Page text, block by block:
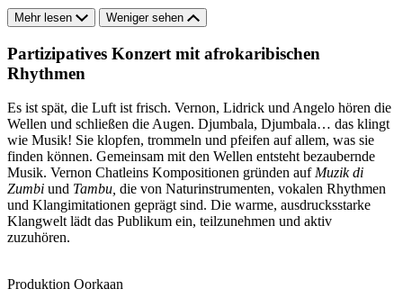
Mehr lesen Weniger sehen
Partizipatives Konzert mit afrokaribischen
Rhythmen
Es ist spät, die Luft ist frisch. Vernon, Lidrick und Angelo hören die
Wellen und schließen die Augen. Djumbala, Djumbala… das klingt
wie Musik! Sie klopfen, trommeln und pfeifen auf allem, was sie
finden können. Gemeinsam mit den Wellen entsteht bezaubernde
Musik. Vernon Chatleins Kompositionen gründen auf Muzik di
Zumbi und Tambu, die von Naturinstrumenten, vokalen Rhythmen
und Klangimitationen geprägt sind. Die warme, ausdrucksstarke
Klangwelt lädt das Publikum ein, teilzunehmen und aktiv
zuzuhören.
Produktion Oorkaan